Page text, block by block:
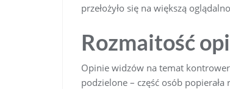
przełożyło się na większą
Rozmaitość
Opinie widzów na temat
podzielone – część osób